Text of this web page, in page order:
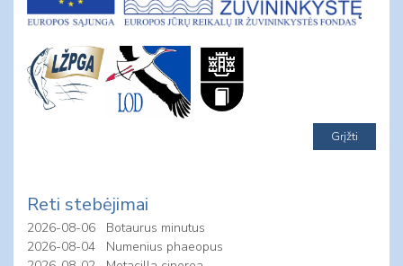
Grįžti
Reti stebėjimai
2026-08-06
Botaurus minutus
2026-08-04
Numenius phaeopus